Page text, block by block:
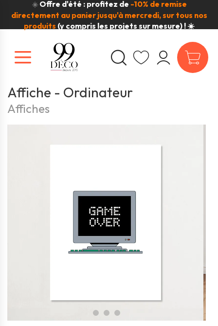
☀️ Offre d'été : profitez de -10% de remise
directement au panier jusqu'à mercredi, sur tous nos
produits (y compris les projets sur mesure) ! ☀️
Affiche - Ordinateur
Affiches